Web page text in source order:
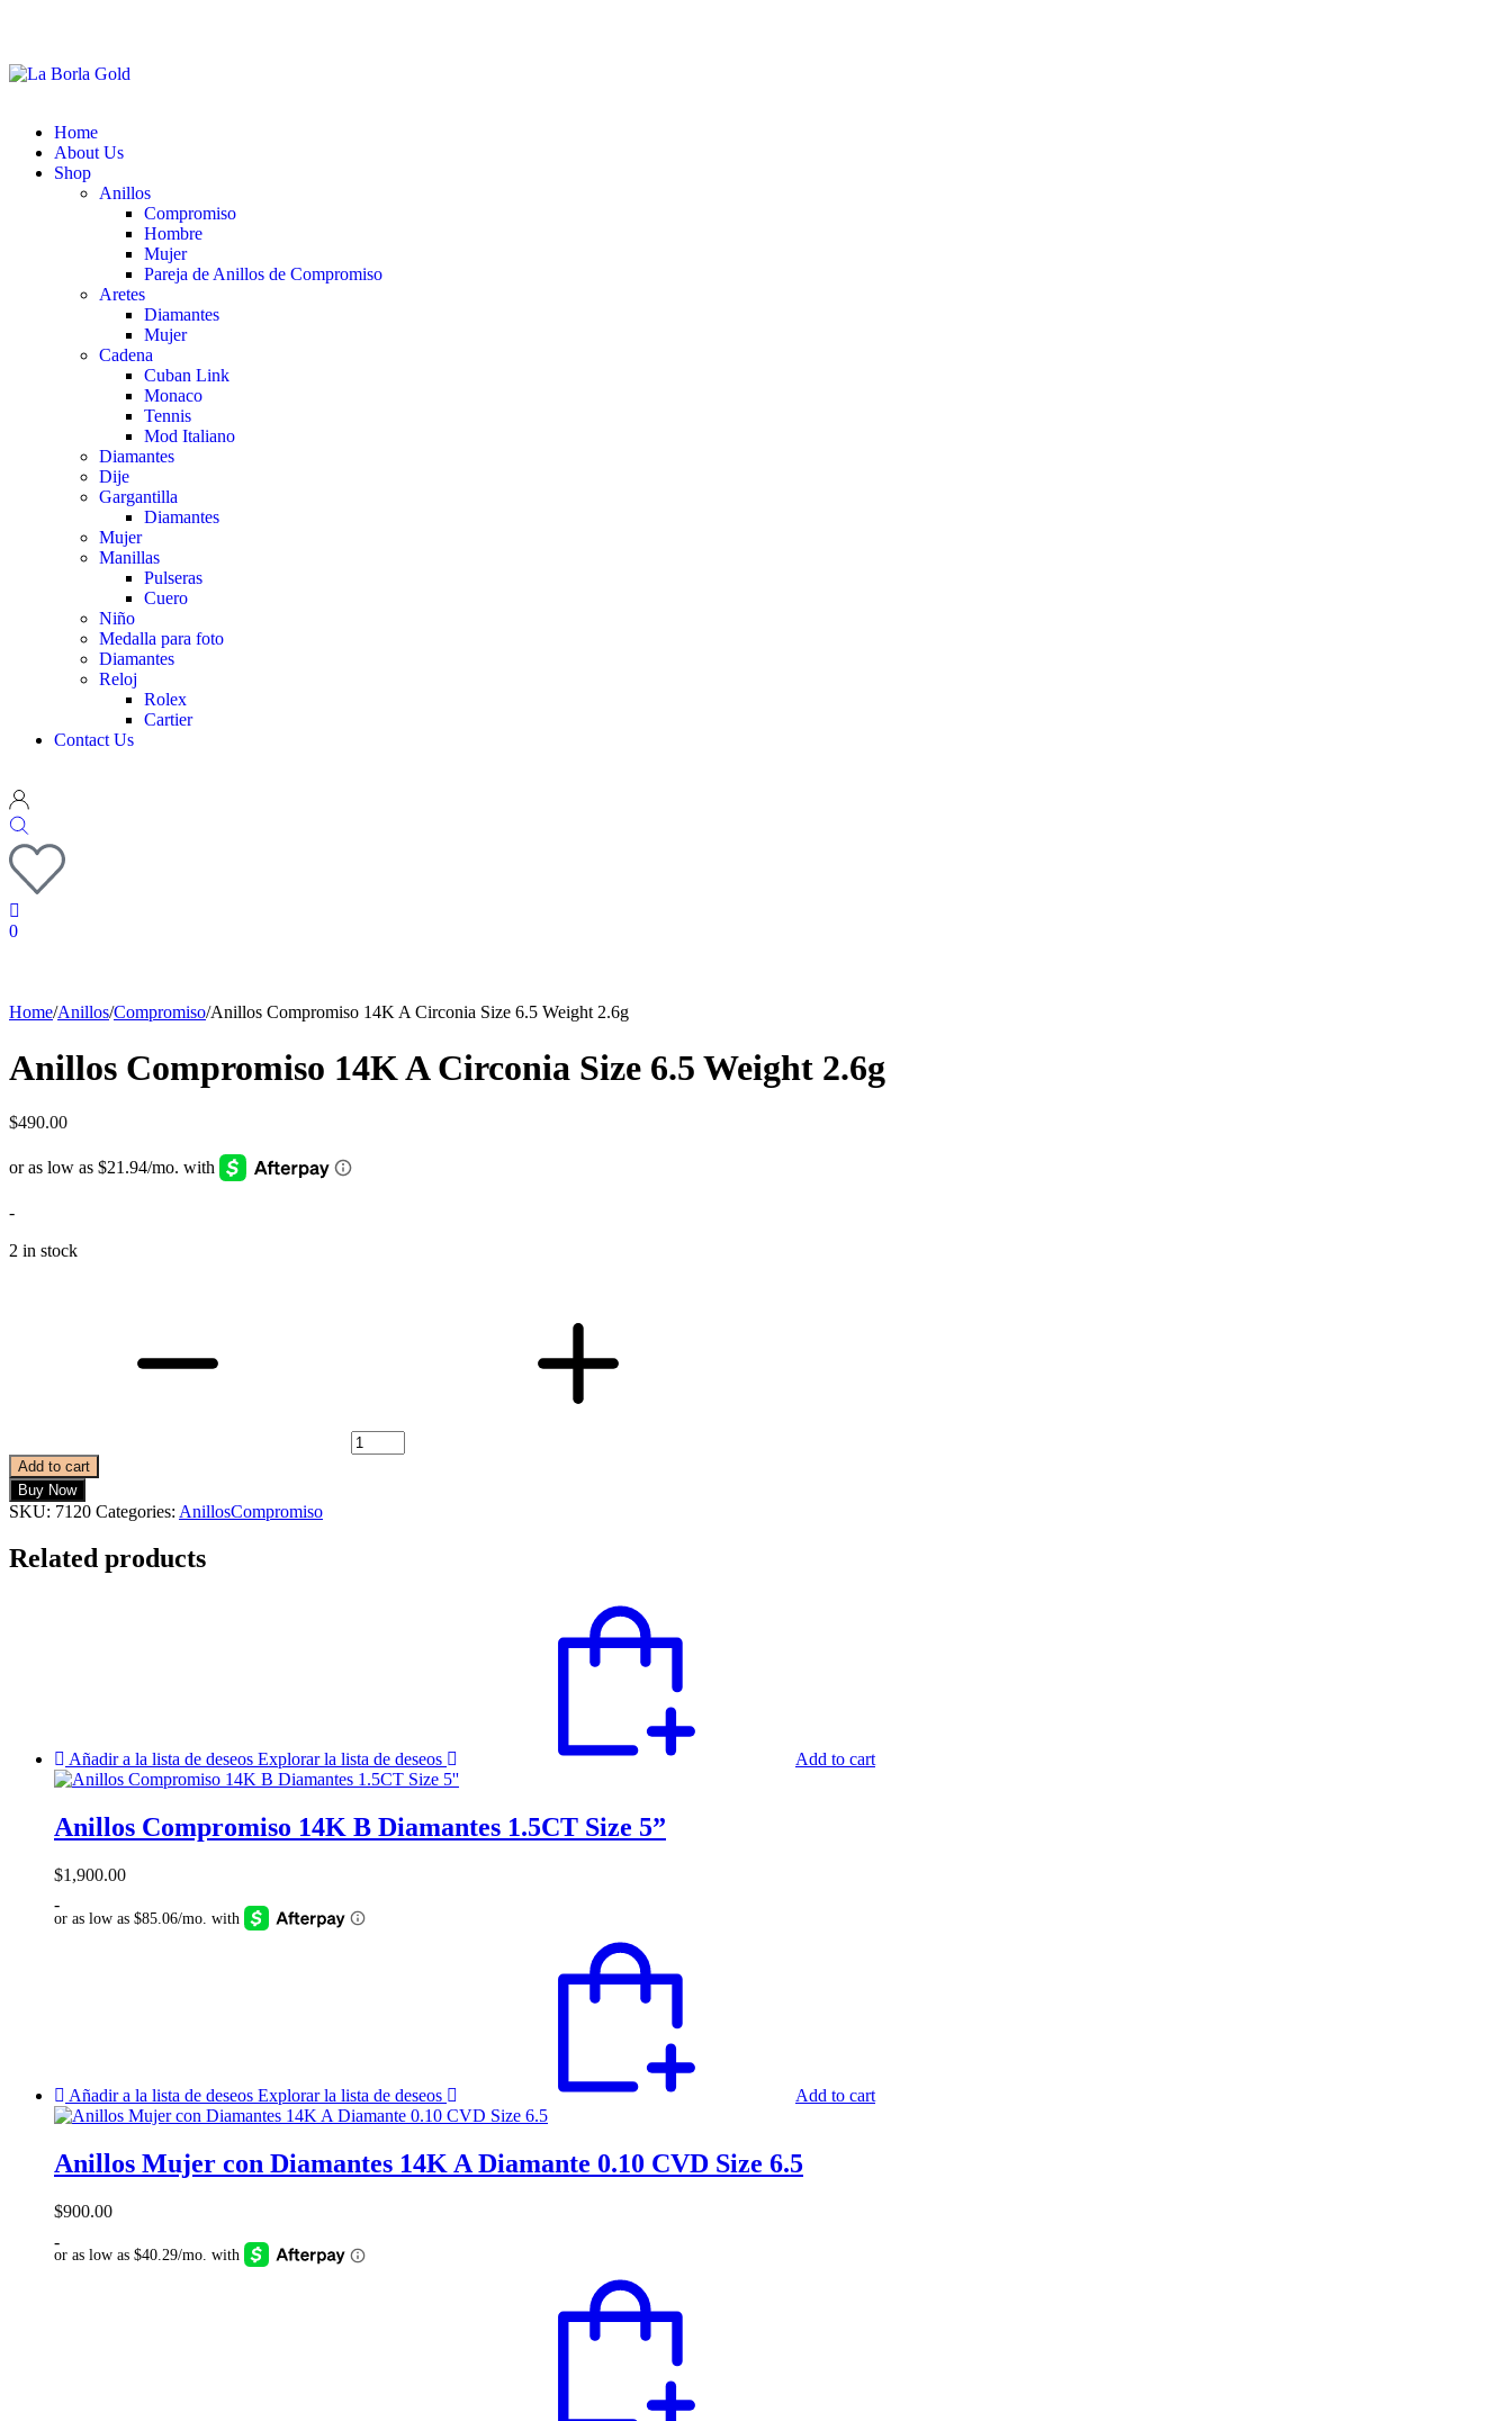
Home
About Us
Shop
Anillos
Compromiso
Hombre
Mujer
Pareja de Anillos de Compromiso
Aretes
Diamantes
Mujer
Cadena
Cuban Link
Monaco
Tennis
Mod Italiano
Diamantes
Dije
Gargantilla
Diamantes
Mujer
Manillas
Pulseras
Cuero
Niño
Medalla para foto
Diamantes
Reloj
Rolex
Cartier
Contact Us
0
Home/Anillos/Compromiso/Anillos Compromiso 14K A Circonia Size 6.5 Weight 2.6g
Anillos Compromiso 14K A Circonia Size 6.5 Weight 2.6g
$490.00
-
2 in stock
Add to cart
Buy Now
SKU: 7120 Categories: AnillosCompromiso
Related products
Añadir a la lista de deseos Explorar la lista de deseos Add to cart
Anillos Compromiso 14K B Diamantes 1.5CT Size 5”
$1,900.00
-
Añadir a la lista de deseos Explorar la lista de deseos Add to cart
Anillos Mujer con Diamantes 14K A Diamante 0.10 CVD Size 6.5
$900.00
-